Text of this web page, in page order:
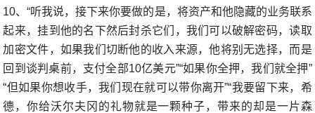
10、“听我说，接下来你要做的是，将资产和他隐藏的业务联系
起来，挂到他的名下然后封杀它们，我们可以破解密码，读取
加密文件，如果我们切断他的收入来源，他将别无选择，而是
回到谈判桌前，支付全部10亿美元”“如果你全押，我们就全押”
“但如果你想收手，我们现在就可以带你离开”“我要留下来，希
德，你给沃尔夫冈的礼物就是一颗种子，带来的却是一片森